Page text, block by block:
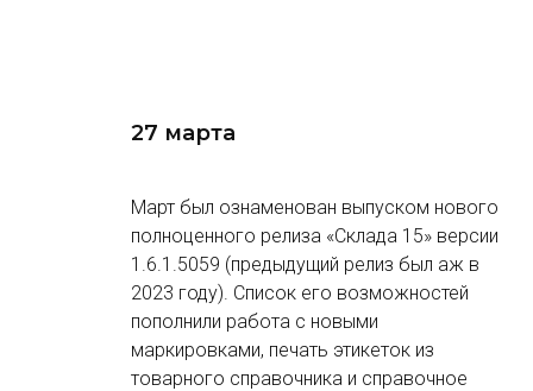
27 марта
Март был ознаменован выпуском нового
полноценного релиза «Склада 15» версии
1.6.1.5059 (предыдущий релиз был аж в
2023 году). Список его возможностей
пополнили работа с новыми
маркировками, печать этикеток из
товарного справочника и справочное